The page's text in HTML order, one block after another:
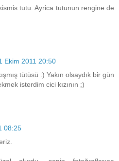
tutu. Ayrica tutunun rengine de
Ekim 2011 20:50
tütüsü :) Yakın olsaydık bir gün
isterdim cici kızının ;)
08:25